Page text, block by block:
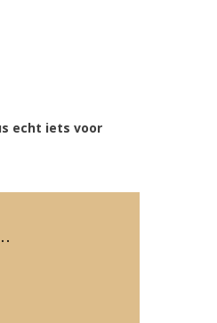
echt iets voor